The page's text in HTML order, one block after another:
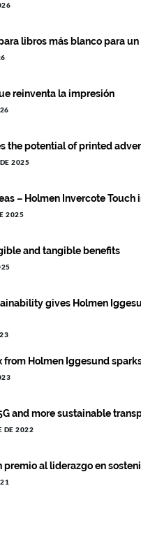
libros más blanco para
reinventa la impresión
the potential of printed
2025
– Holmen Invercote
2025
and tangible benefits
gives Holmen
Holmen Iggesund
and more sustainable
DE 2022
premio al liderazgo en